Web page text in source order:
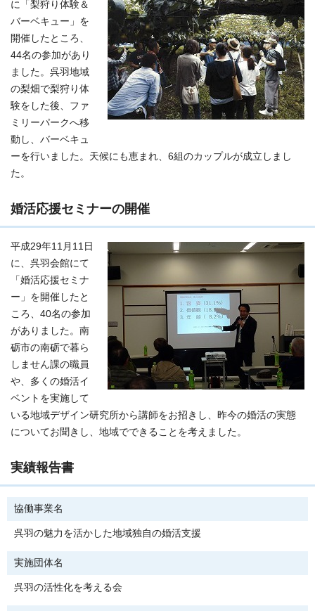
に「梨狩り体験＆
バーベキュー」を
開催したところ、
44名の参加があり
ました。呉羽地域
の梨畑で梨狩り体
験をした後、ファ
ミリーパークへ移
動し、バーベキュ
ーを行いました。天候にも恵まれ、6組のカップルが成立しまし
た。
婚活応援セミナーの開催
平成29年11月11日
に、呉羽会館にて
「婚活応援セミナ
ー」を開催したと
ころ、40名の参加
がありました。南
砺市の南砺で暮ら
しません課の職員
や、多くの婚活イ
ベントを実施して
いる地域デザイン研究所から講師をお招きし、昨今の婚活の実態
についてお聞きし、地域でできることを考えました。
実績報告書
協働事業名
呉羽の魅力を活かした地域独自の婚活支援
実施団体名
呉羽の活性化を考える会